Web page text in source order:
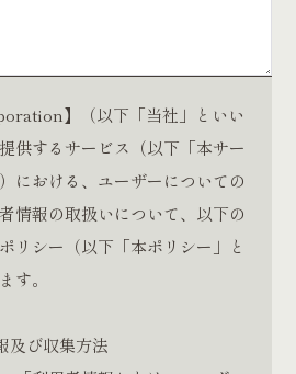
】（以下「当社」といい
供するサービス（以下「本サー
における、ユーザーについての
情報の取扱いについて、以下の
リシー（以下「本ポリシー」と
す。
及び収集方法